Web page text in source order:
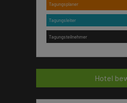
Tagungsplaner
Tagungsleiter
Tagungsteilnehmer
Hotel